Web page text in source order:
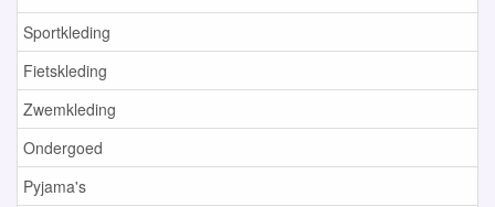
Sportkleding
Fietskleding
Zwemkleding
Ondergoed
Pyjama's